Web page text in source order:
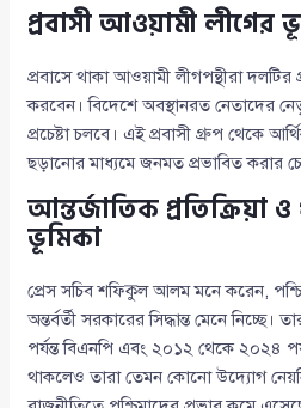
প্রবাসী আওয়ামী লীগের
প্রবাসে থাকা আওয়ামী লীগপন্থীরা দলটির
করবেন। বিদেশে অবস্থানরত নেতাদের
প্রচেষ্টা চলবে। এই প্রবাসী গ্রুপ থেকে
ছড়ানোর মাধ্যমে জনমত প্রভাবিত করার
আন্তর্জাতিক প্রতিক্রিয়া
ভূমিকা
প্রেস সচিব শফিকুল আলম মনে করেন,
অন্তর্বর্তী সরকারের সিদ্ধান্ত মেনে
পর্যন্ত বিএনপি এবং ২০১২ থেকে ২০২৪
থাকলেও তারা তেমন কোনো উদ্যোগ